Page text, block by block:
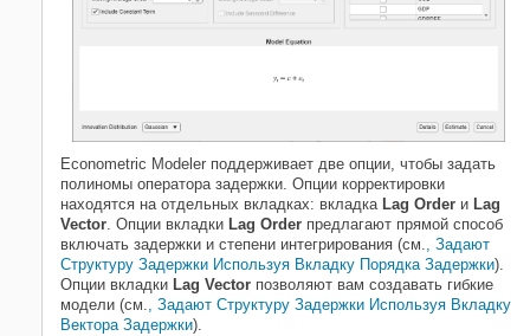
Econometric Modeler поддерживает две опции, чтобы задать
полиномы оператора задержки. Опции корректировки
находятся на отдельных вкладках: вкладка Lag Order и Lag
Vector. Опции вкладки Lag Order предлагают прямой способ
включать задержки и степени интегрирования (см., Задают
Структуру Задержки Используя Вкладку Порядка Задержки).
Опции вкладки Lag Vector позволяют вам создавать гибкие
модели (см., Задают Структуру Задержки Используя Вкладку
Вектора Задержки).